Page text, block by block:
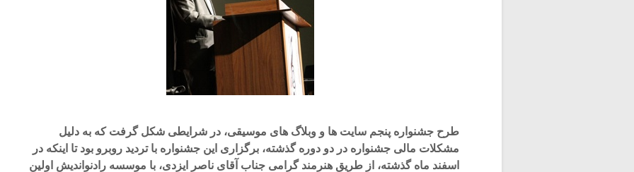
طرح جشنواره پنجم سایت ها و وبلاگ های موسیقی، در شرایطی شکل گرفت که به دلیل
مشکلات مالی جشنواره در دو دوره گذشته، برگزاری این جشنواره با تردید روبرو بود تا اینکه در
اسفند ماه گذشته، از طریق هنرمند گرامی جناب آقای ناصر ایزدی، با موسسه رادنواندیش اولین